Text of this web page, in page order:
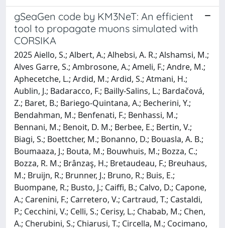
gSeaGen code by KM3NeT: An efficient
tool to propagate muons simulated with
CORSIKA
2025 Aiello, S.; Albert, A.; Alhebsi, A. R.; Alshamsi, M.;
Alves Garre, S.; Ambrosone, A.; Ameli, F.; Andre, M.;
Aphecetche, L.; Ardid, M.; Ardid, S.; Atmani, H.;
Aublin, J.; Badaracco, F.; Bailly-Salins, L.; Bardačová,
Z.; Baret, B.; Bariego-Quintana, A.; Becherini, Y.;
Bendahman, M.; Benfenati, F.; Benhassi, M.;
Bennani, M.; Benoit, D. M.; Berbee, E.; Bertin, V.;
Biagi, S.; Boettcher, M.; Bonanno, D.; Bouasla, A. B.;
Boumaaza, J.; Bouta, M.; Bouwhuis, M.; Bozza, C.;
Bozza, R. M.; Brânzaş, H.; Bretaudeau, F.; Breuhaus,
M.; Bruijn, R.; Brunner, J.; Bruno, R.; Buis, E.;
Buompane, R.; Busto, J.; Caiffi, B.; Calvo, D.; Capone,
A.; Carenini, F.; Carretero, V.; Cartraud, T.; Castaldi,
P.; Cecchini, V.; Celli, S.; Cerisy, L.; Chabab, M.; Chen,
A.; Cherubini, S.; Chiarusi, T.; Circella, M.; Cocimano,